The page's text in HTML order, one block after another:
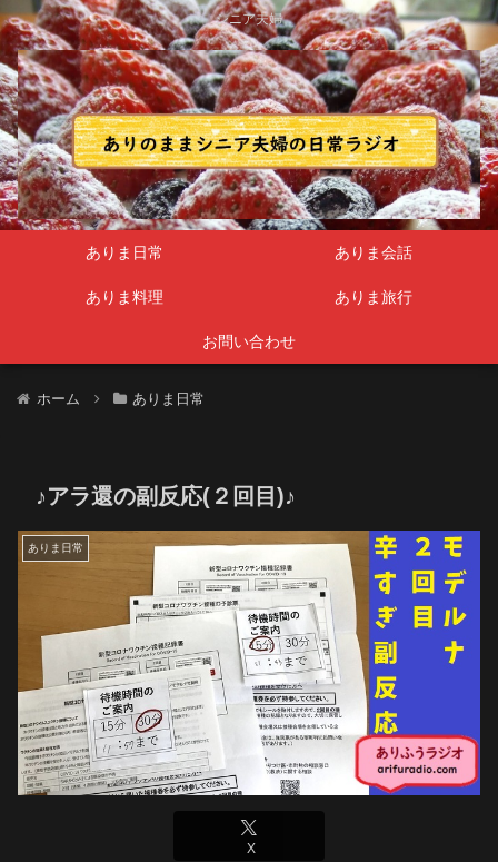
シニア夫婦
ありま日常 ありま会話
ありま料理 ありま旅行
お問い合わせ
ホーム ありま日常
♪アラ還の副反応(２回目)♪
ありま日常
X